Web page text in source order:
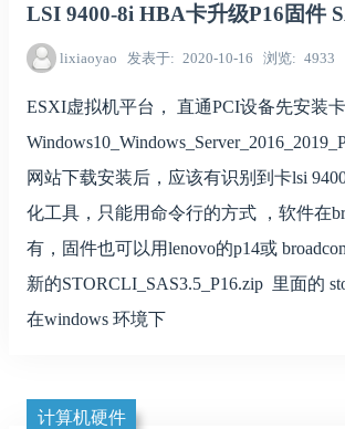
LSI 9400-8i HBA卡升级P16固件
lixiaoyao 发表于 2020-10-16 浏览 4933
ESXI虚拟机平台， 直通PCI设备先安装卡
网站下载安装后，应该有识别到卡lsi
化工具，只能用命令行的方式 ，软件在
有，固件也可以用lenovo的p14或
新的STORCLI_SAS3.5_P16.zip 里面的
在windows 环境下
计算机硬件